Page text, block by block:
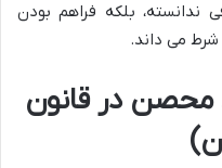
ندانسته، بلکه فراهم بودن
شرط می داند.
محصن در قانون